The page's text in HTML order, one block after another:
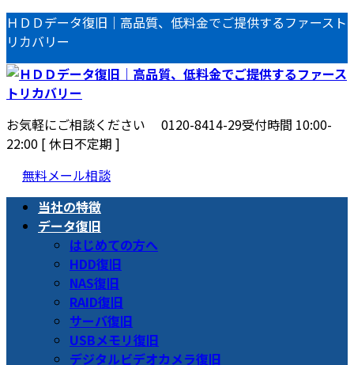
コ
ン
テ
ン
ツ
へ
ス
キ
プ
ナ
ビ
ゲ
ー
シ
ョ
ン
に
動
ＨＤＤデータ復旧｜高品質、低料金でご提供するファースト
リカバリー
お気軽にご相談ください 0120-8414-29受付時間 10:00-
22:00 [ 休日不定期 ]
無料メール相談
当社の特徴
データ復旧
はじめての方へ
HDD復旧
NAS復旧
RAID復旧
サーバ復旧
USBメモリ復旧
デジタルビデオカメラ復旧